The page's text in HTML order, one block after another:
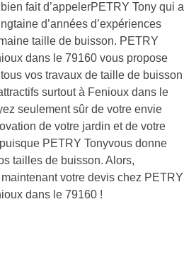
fait d’appelerPETRY Tony qui a
d’années d’expériences
taille de buisson. PETRY
dans le 79160 vous propose
vos travaux de taille de buisson
surtout à Fenioux dans le
seulement sûr de votre envie
de votre jardin et de votre
PETRY Tonyvous donne
tailles de buisson. Alors,
votre devis chez PETRY
dans le 79160 !